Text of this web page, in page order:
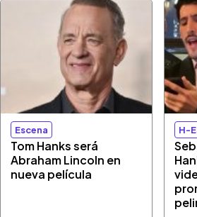
Escena
Tom Hanks será
Abraham Lincoln en
nueva película
H-